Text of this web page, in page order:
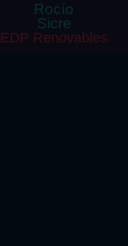
Rocío
Sicre
EDP Renovables